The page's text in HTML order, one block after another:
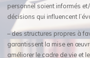
personnel soient informés
décisions qui influencent
– des structures propres à
garantissent la mise en
améliorer le cadre de vie et